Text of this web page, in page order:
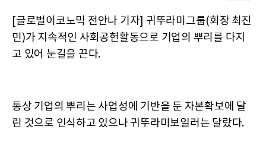
[글로벌이코노믹 전안나 기자] 귀뚜라미그룹(회장 최진
민)가 지속적인 사회공헌활동으로 기업의 뿌리를 다지
고 있어 눈길을 끈다.
통상 기업의 뿌리는 사업성에 기반을 둔 자본확보에 달
린 것으로 인식하고 있으나 귀뚜라미보일러는 달랐다.